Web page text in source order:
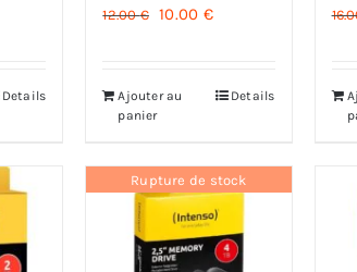
Details
12.00€
Le
était :
10.00 €Le
est :
Ajouter au
panier
Details
Rupture de stock